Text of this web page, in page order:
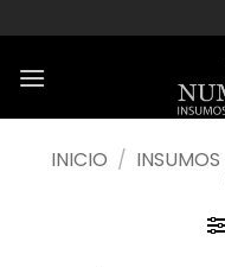
al
contenido
INICIO / INSUMOS